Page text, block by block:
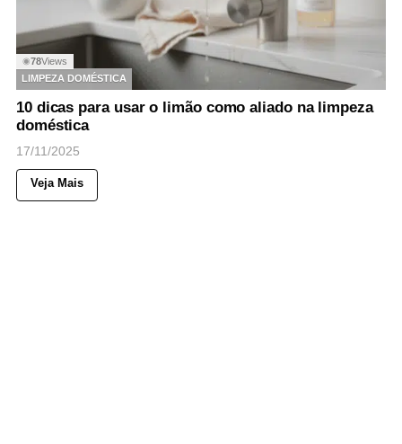
◉78Views
LIMPEZA DOMÉSTICA
10 dicas para usar o limão como aliado na limpeza
doméstica
17/11/2025
Veja Mais